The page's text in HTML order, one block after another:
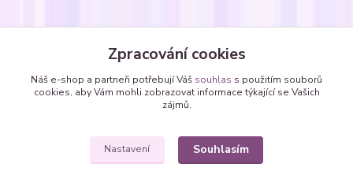
Zboží zařazeno v kategoriích
Náušnice
Náušnice - zavěšené SWAROVSKI krystaly
Zpracování cookies
Náš e-shop a partneři potřebují Váš souhlas s použitím souborů
cookies, aby Vám mohli zobrazovat informace týkající se Vašich
zájmů.
Nastavení Souhlasím